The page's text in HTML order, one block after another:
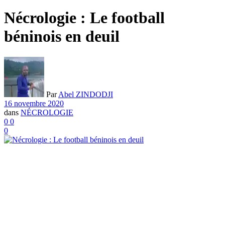
Nécrologie : Le football
béninois en deuil
Par Abel ZINDODJI
16 novembre 2020
dans NÉCROLOGIE
0 0
0